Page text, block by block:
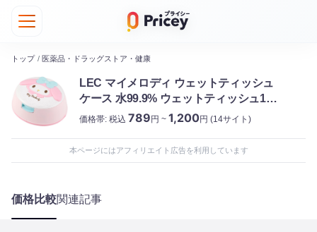
トップ / 医薬品・ドラッグストア・健康
LEC マイメロディ ウェットティッシュ
ケース 水99.9% ウェットティッシュ1個
入 レック
価格帯: 税込 789円 ~ 1,200円 (14サイト)
本ページにはアフィリエイト広告を利用しています
価格比較関連記事